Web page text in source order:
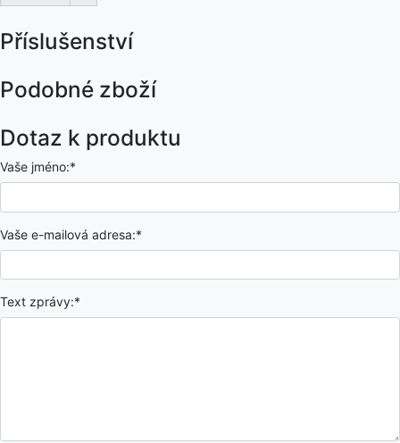
Příslušenství
Podobné zboží
Dotaz k produktu
Vaše jméno:*
Vaše e-mailová adresa:*
Text zprávy:*